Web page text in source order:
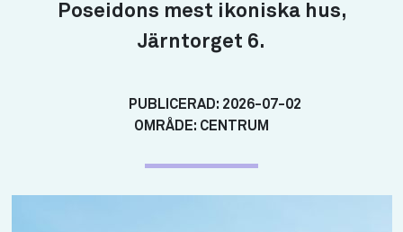
Poseidons mest ikoniska hus,
Järntorget 6.
PUBLICERAD: 2026-07-02
OMRÅDE: CENTRUM